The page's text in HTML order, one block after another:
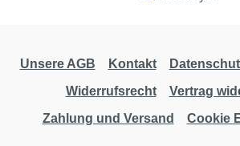
Unsere AGB Kontakt
Widerrufsrecht
Vertrag
Zahlung und Versand
Cookie